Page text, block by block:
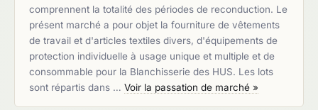
comprennent la totalité des périodes de reconduction. Le
présent marché a pour objet la fourniture de vêtements
de travail et d'articles textiles divers, d'équipements de
protection individuelle à usage unique et multiple et de
consommable pour la Blanchisserie des HUS. Les lots
sont répartis dans … Voir la passation de marché »